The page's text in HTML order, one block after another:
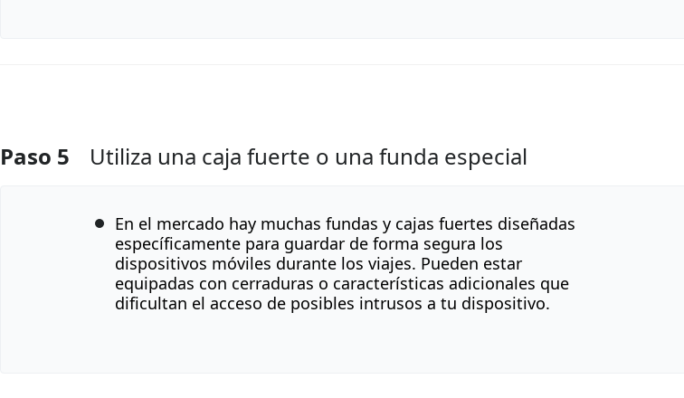
Agregar Comentario
Paso 5 Utiliza una caja fuerte o una funda especial
En el mercado hay muchas fundas y cajas fuertes diseñadas
específicamente para guardar de forma segura los
dispositivos móviles durante los viajes. Pueden estar
equipadas con cerraduras o características adicionales que
dificultan el acceso de posibles intrusos a tu dispositivo.